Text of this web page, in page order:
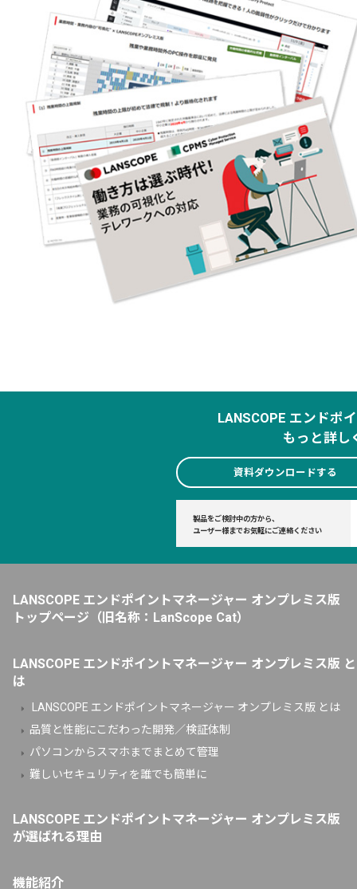
LANSCOPE エンドポ
もっと詳し
資料ダウンロードする
製品をご検討中の方から、
ユーザー様までお気軽にご連絡ください
LANSCOPE エンドポイントマネージャー オンプレミス版
トップページ （旧名称：LanScope Cat）
LANSCOPE エンドポイントマネージャー オンプレミス版 と
は
LANSCOPE エンドポイントマネージャー オンプレミス版 とは
品質と性能にこだわった開発／検証体制
パソコンからスマホまでまとめて管理
難しいセキュリティを誰でも簡単に
LANSCOPE エンドポイントマネージャー オンプレミス版
が選ばれる理由
機能紹介